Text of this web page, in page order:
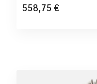
558,75 €